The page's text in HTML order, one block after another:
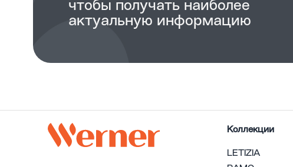
чтобы получать наиболее
актуальную информацию
Коллекции
LETIZIA